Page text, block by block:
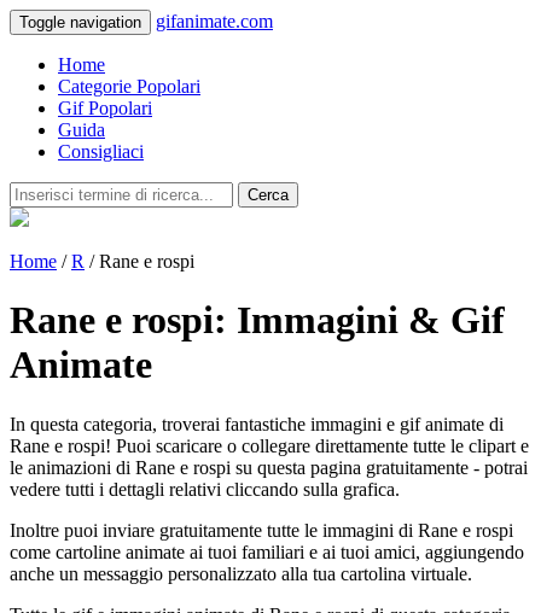
Toggle navigation gifanimate.com
Home
Categorie Popolari
Gif Popolari
Guida
Consigliaci
Cerca
Home /R / Rane e rospi
Rane e rospi: Immagini & Gif
Animate
In questa categoria, troverai fantastiche immagini e gif animate di
Rane e rospi! Puoi scaricare o collegare direttamente tutte le clipart e
le animazioni di Rane e rospi su questa pagina gratuitamente - potrai
vedere tutti i dettagli relativi cliccando sulla grafica.
Inoltre puoi inviare gratuitamente tutte le immagini di Rane e rospi
come cartoline animate ai tuoi familiari e ai tuoi amici, aggiungendo
anche un messaggio personalizzato alla tua cartolina virtuale.